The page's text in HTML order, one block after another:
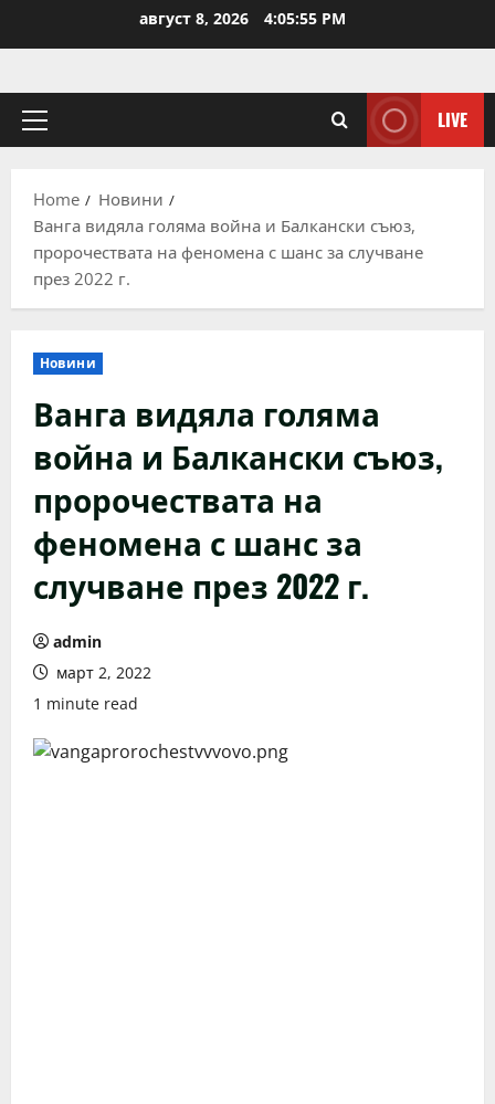
август 8, 2026 4:05:56 PM
Primary
LIVE
Home
Новини
Ванга видяла голяма война и Балкански съюз,
пророчествата на феномена с шанс за случване
през 2022 г.
Новини
Ванга видяла голяма
война и Балкански съюз,
пророчествата на
феномена с шанс за
случване през 2022 г.
admin
март 2, 2022
1 minute read